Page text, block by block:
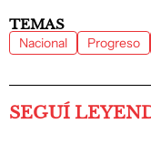
TEMAS
Nacional Progreso
SEGUÍ